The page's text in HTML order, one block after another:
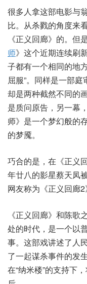
很多人拿这部电影与
比。从杀戮的角度来
《正义回廊》的。但
师》这个近期连续刷
子都有一个相同的地
屈服”。同样是一部庭
却是两种截然不同的
是质问原告，另一幕
师》是一个梦幻般的
的梦魇。
巧合的是，在《正义
年廿八的影星蔡天凤
网友称为《正义回廊2
《正义回廊》和陈
处的时代，是一个以
事。这部戏讲述了人
了一起谋杀事件的发
在“纳米楼”的支持下